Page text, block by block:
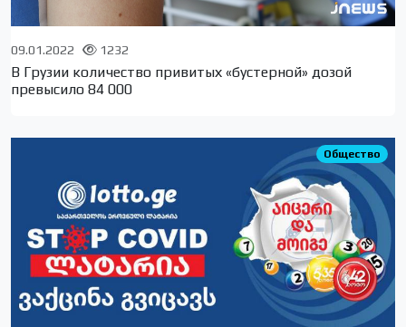
09.01.2022 1232
В Грузии количество привитых «бустерной» дозой
превысило 84 000
Общество